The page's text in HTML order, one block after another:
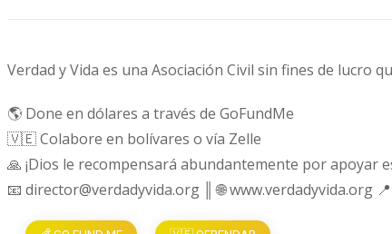
Verdad y Vida es una Asociación Civil sin fines de lucro
🌎 Done en dólares a través de GoFundMe
🇻🇪 Colabore en bolívares o vía Zelle
🙏 ¡Dios le recompensará abundantemente por apoyar
📧 director@verdadyvida.org ║ 🌐 www.verdadyvida.org